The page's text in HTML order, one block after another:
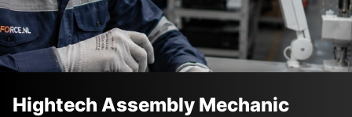
Hightech Assembly Mechanic